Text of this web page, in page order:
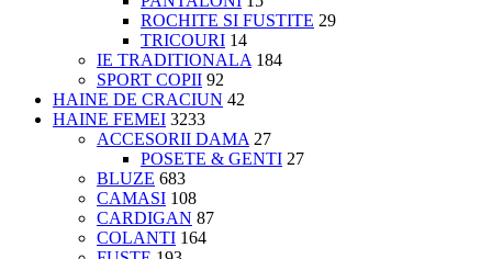
ROCHITE SI FUSTITE 29
TRICOURI 14
IE TRADITIONALA 184
SPORT COPII 92
HAINE DE CRACIUN 42
HAINE FEMEI 3233
ACCESORII DAMA 27
POSETE & GENTI 27
BLUZE 683
CAMASI 108
CARDIGAN 87
COLANTI 164